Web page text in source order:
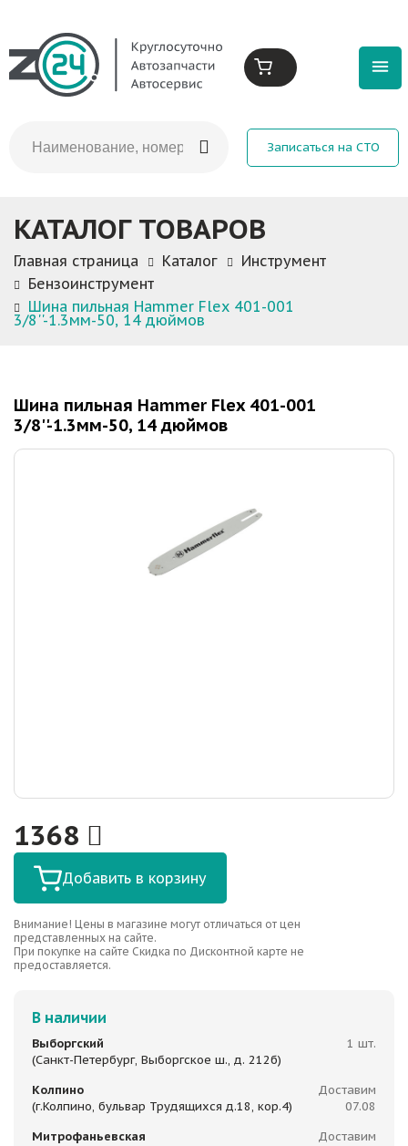
Записаться на СТО
КАТАЛОГ ТОВАРОВ
Главная страница Каталог
Инструмент
Бензоинструмент
Шина пильная Hammer Flex 401-001
3/8''-1.3мм-50, 14 дюймов
Шина пильная Hammer Flex 401-001
3/8''-1.3мм-50, 14 дюймов
1368
Добавить в корзину
Внимание! Цены в магазине могут отличаться от цен
представленных на сайте.
При покупке на сайте Скидка по Дисконтной карте не
предоставляется.
В наличии
Выборгский
(Санкт-Петербург, Выборгское ш., д. 212б)
1 шт.
Колпино
(г.Колпино, бульвар Трудящихся д.18, кор.4)
Доставим
07.08
Митрофаньевская
Доставим